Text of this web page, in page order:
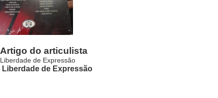
Artigo do articulista
Liberdade de Expressão
Liberdade de Expressão